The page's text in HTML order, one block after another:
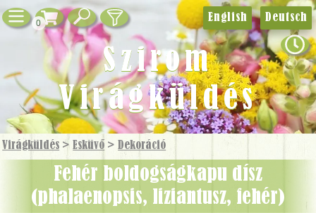
0
Virágküldés > Esküvő > Dekoráció
fehér boldogságkapu dísz
(phalaenopsis, liziantusz, fehér)
English Deutsch
Szirom
Virágküldés